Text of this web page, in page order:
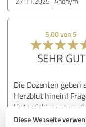
Diese Webseite
5,00 von 5
SEHR GUT
Die Dozenten geben
Herzblut hinein!
Unterricht
Bin begeistert!